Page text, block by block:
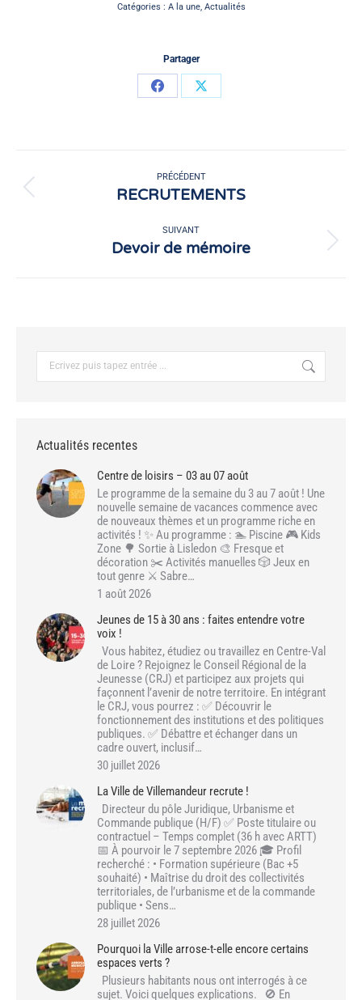
Catégories : A la une, Actualités
Partager
PartagerPartager
article
PRÉCÉDENT
Article
RECRUTEMENTS
SUIVANT
Article
Devoir de mémoire
Actualités recentes
Centre de loisirs – 03 au 07 août
Le programme de la semaine du 3 au 7 août ! Une
nouvelle semaine de vacances commence avec
de nouveaux thèmes et un programme riche en
activités ! ✨ Au programme : 🏊 Piscine 🎮 Kids
Zone 🌳 Sortie à Lisledon 🎨 Fresque et
décoration ✂️ Activités manuelles 🎲 Jeux en
tout genre ⚔️ Sabre…
1 août 2026
Jeunes de 15 à 30 ans : faites entendre votre
voix !
Vous habitez, étudiez ou travaillez en Centre-Val
de Loire ? Rejoignez le Conseil Régional de la
Jeunesse (CRJ) et participez aux projets qui
façonnent l’avenir de notre territoire. En intégrant
le CRJ, vous pourrez : ✅ Découvrir le
fonctionnement des institutions et des politiques
publiques. ✅ Débattre et échanger dans un
cadre ouvert, inclusif…
30 juillet 2026
La Ville de Villemandeur recrute !
Directeur du pôle Juridique, Urbanisme et
Commande publique (H/F) ✅ Poste titulaire ou
contractuel – Temps complet (36 h avec ARTT)
📅 À pourvoir le 7 septembre 2026 🎓 Profil
recherché : • Formation supérieure (Bac +5
souhaité) • Maîtrise du droit des collectivités
territoriales, de l’urbanisme et de la commande
publique • Sens…
28 juillet 2026
Pourquoi la Ville arrose-t-elle encore certains
espaces verts ?
Plusieurs habitants nous ont interrogés à ce
sujet. Voici quelques explications. 🚫 En